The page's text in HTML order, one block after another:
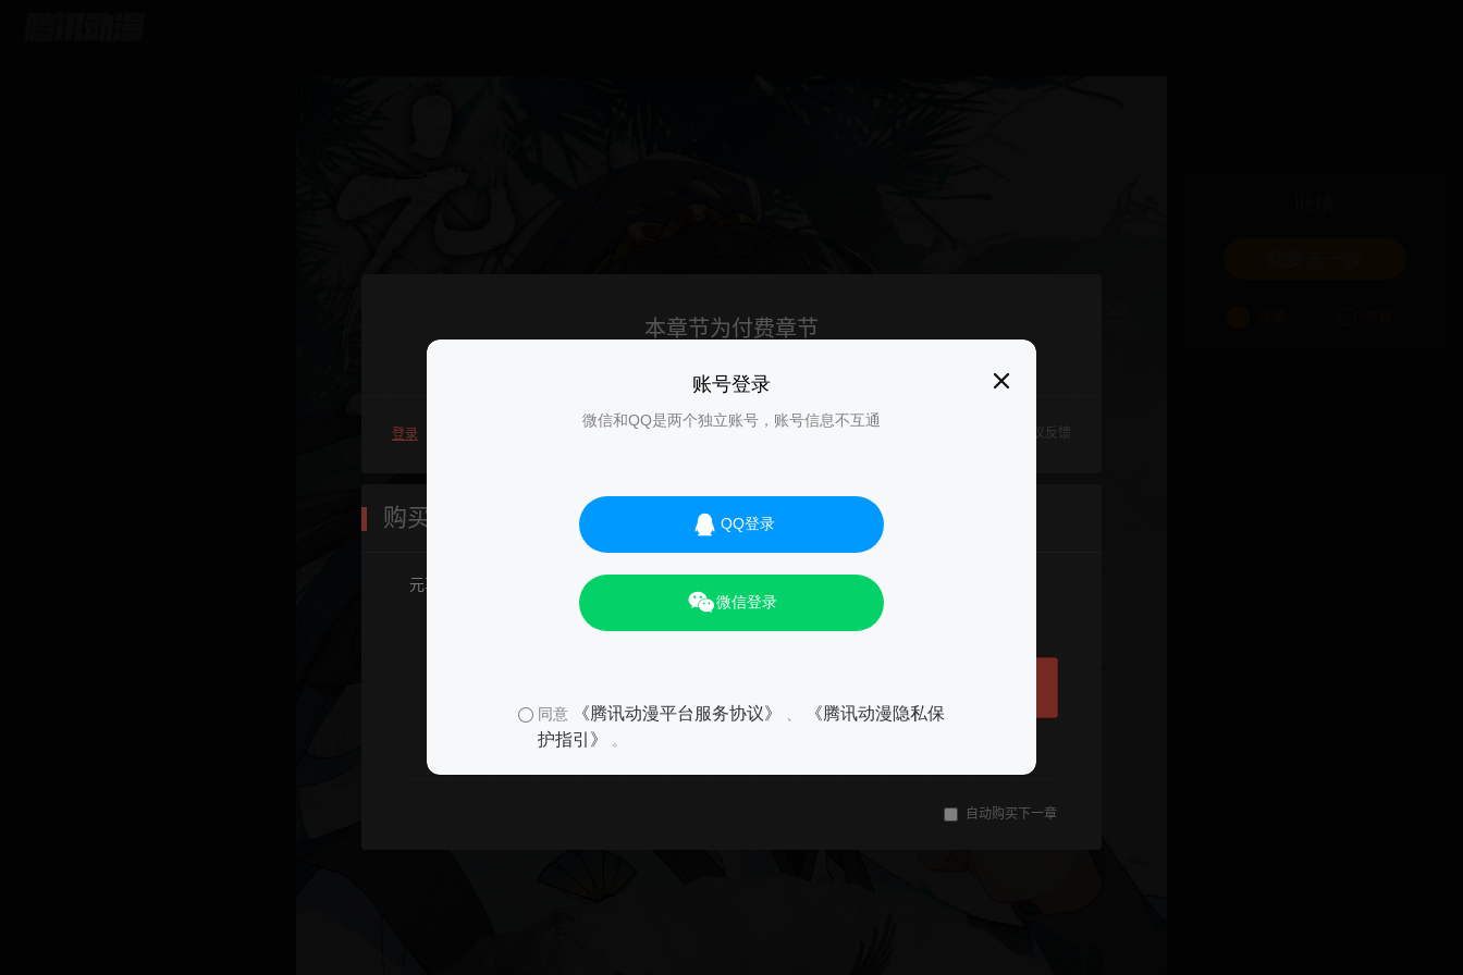
账号登录
微信和QQ是两个独立账号，账号信息不互通
QQ登录
微信登录
同意 《腾讯动漫平台服务协议》
《腾讯动漫隐私保
护指引》
。